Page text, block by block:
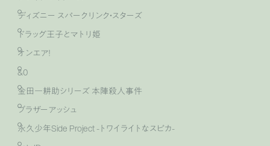
ディズニー スパークリンク・スターズ
ドラッグ王子とマトリ姫
オンエア！
&0
金田一耕助シリーズ 本陣殺人事件
ブラザーアッシュ
永久少年Side Project -トワイライトなスピカ-